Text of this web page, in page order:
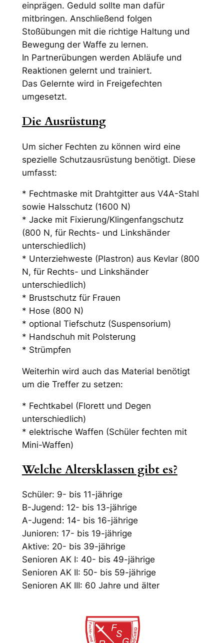
einprägen. Geduld sollte man dafür
mitbringen. Anschließend folgen
Stoßübungen mit die richtige Haltung und
Bewegung der Waffe zu lernen.
In Partnerübungen werden Abläufe und
Reaktionen gelernt und trainiert.
Das Gelernte wird in Freigefechten
umgesetzt.
Die Ausrüstung
Um sicher Fechten zu können wird eine
spezielle Schutzausrüstung benötigt. Diese
umfasst:
* Fechtmaske mit Drahtgitter aus V4A-Stahl
sowie Halsschutz (1600 N)
* Jacke mit Fixierung/Klingenfangschutz
(800 N, für Rechts- und Linkshänder
unterschiedlich)
* Unterziehweste (Plastron) aus Kevlar (800
N, für Rechts- und Linkshänder
unterschiedlich)
* Brustschutz für Frauen
* Hose (800 N)
* optional Tiefschutz (Suspensorium)
* Handschuh mit Polsterung
* Strümpfen
Weiterhin wird auch das Material benötigt
um die Treffer zu setzen:
* Fechtkabel (Florett und Degen
unterschiedlich)
* elektrische Waffen (Schüler fechten mit
Mini-Waffen)
Welche Altersklassen gibt es?
Schüler: 9- bis 11-jährige
B-Jugend: 12- bis 13-jährige
A-Jugend: 14- bis 16-jährige
Junioren: 17- bis 19-jährige
Aktive: 20- bis 39-jährige
Senioren AK I: 40- bis 49-jährige
Senioren AK II: 50- bis 59-jährige
Senioren AK III: 60 Jahre und älter